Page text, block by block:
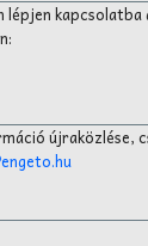
lépjen
újraközlése,